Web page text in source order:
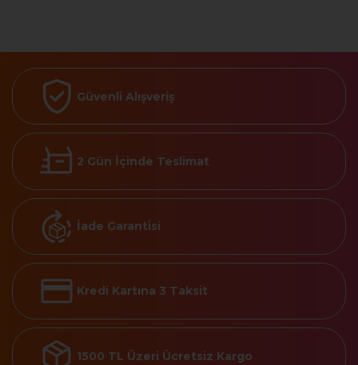
Güvenli Alışveriş
2 Gün İçinde Teslimat
İade Garantisi
Kredi Kartına 3 Taksit
1500 TL Üzeri Ücretsiz Kargo